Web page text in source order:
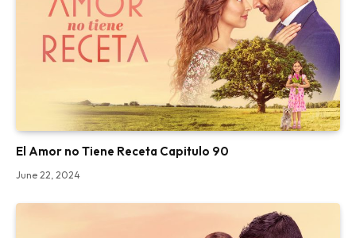
El Amor no Tiene Receta Capitulo 90
June 22, 2024